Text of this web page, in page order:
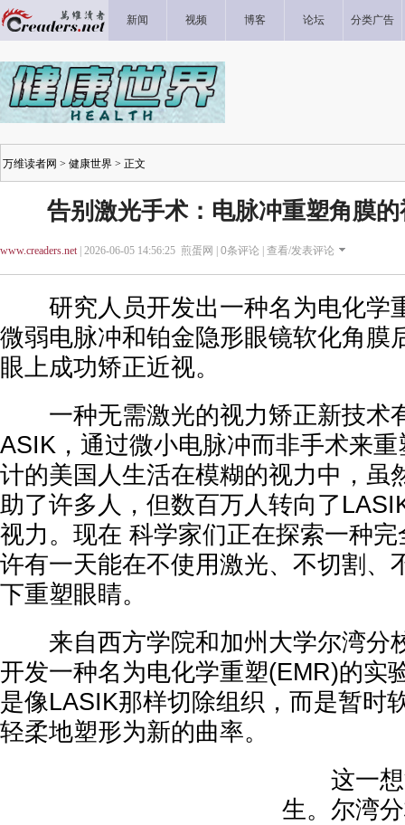
新闻 视频 博客 论坛 分类广告
万维读者网 > 健康世界 > 正文
告别激光手术：电脉冲重塑角膜
www.creaders.net| 2026-06-05 14:56:25 煎蛋网 | 0条评论 | 查看/发表评论
研究人员开发出一种名为电化学
微弱电脉冲和铂金隐形眼镜软化角膜
眼上成功矫正近视。
一种无需激光的视力矫正新技术
ASIK，通过微小电脉冲而非手术来
计的美国人生活在模糊的视力中，虽
助了许多人，但数百万人转向了
视力。现在 科学家们正在探索一种
许有一天能在不使用激光、不切割、
下重塑眼睛。
来自西方学院和加州大学尔湾分
开发一种名为电化学重塑(EMR)的实
是像LASIK那样切除组织，而是暂时
轻柔地塑形为新的曲率。
这一想
生。尔湾